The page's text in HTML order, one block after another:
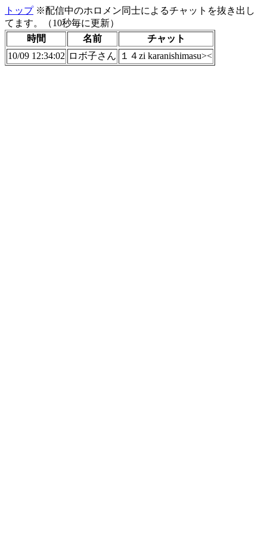
トップ※配信中のホロメン同士によるチャットを抜き出し
てます。（10秒毎に更新）
時間
名前
チャット
10/09 12:34:02 ロボ子さん １４zi karanishimasu><